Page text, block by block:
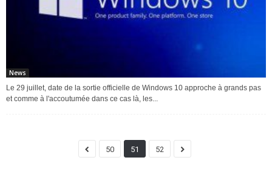
News
Le 29 juillet, date de la sortie officielle de Windows 10 approche à grands pas
et comme à l'accoutumée dans ce cas là, les...
50 51 52